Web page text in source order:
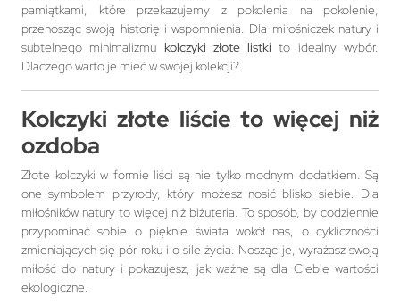
pamiątkami, które przekazujemy z pokolenia na pokolenie,
przenosząc swoją historię i wspomnienia. Dla miłośniczek natury i
subtelnego minimalizmu kolczyki złote listki to idealny wybór.
Dlaczego warto je mieć w swojej kolekcji?
Kolczyki złote liście to więcej niż
ozdoba
Złote kolczyki w formie liści są nie tylko modnym dodatkiem. Są
one symbolem przyrody, który możesz nosić blisko siebie. Dla
miłośników natury to więcej niż biżuteria. To sposób, by codziennie
przypominać sobie o pięknie świata wokół nas, o cykliczności
zmieniających się pór roku i o sile życia. Nosząc je, wyrażasz swoją
miłość do natury i pokazujesz, jak ważne są dla Ciebie wartości
ekologiczne.